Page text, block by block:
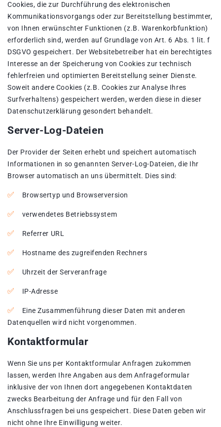
Cookies, die zur Durchführung des elektronischen
Kommunikationsvorgangs oder zur Bereitstellung bestimmter,
von Ihnen erwünschter Funktionen (z.B. Warenkorbfunktion)
erforderlich sind, werden auf Grundlage von Art. 6 Abs. 1 lit. f
DSGVO gespeichert. Der Websitebetreiber hat ein berechtigtes
Interesse an der Speicherung von Cookies zur technisch
fehlerfreien und optimierten Bereitstellung seiner Dienste.
Soweit andere Cookies (z.B. Cookies zur Analyse Ihres
Surfverhaltens) gespeichert werden, werden diese in dieser
Datenschutzerklärung gesondert behandelt.
Server-Log-Dateien
Der Provider der Seiten erhebt und speichert automatisch
Informationen in so genannten Server-Log-Dateien, die Ihr
Browser automatisch an uns übermittelt. Dies sind:
Browsertyp und Browserversion
verwendetes Betriebssystem
Referrer URL
Hostname des zugreifenden Rechners
Uhrzeit der Serveranfrage
IP-Adresse
Eine Zusammenführung dieser Daten mit anderen
Datenquellen wird nicht vorgenommen.
Kontaktformular
Wenn Sie uns per Kontaktformular Anfragen zukommen
lassen, werden Ihre Angaben aus dem Anfrageformular
inklusive der von Ihnen dort angegebenen Kontaktdaten
zwecks Bearbeitung der Anfrage und für den Fall von
Anschlussfragen bei uns gespeichert. Diese Daten geben wir
nicht ohne Ihre Einwilligung weiter.